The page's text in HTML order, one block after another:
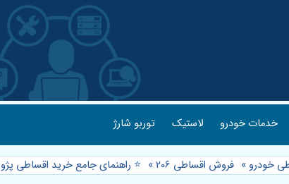
خدمات خودرو لاستیک توربو شارژ
خودرو » فروش اقساطی 206 » ⭐️ راهنمای جامع خرید اقساطی پژو 206 از سایا خودرو 🚗